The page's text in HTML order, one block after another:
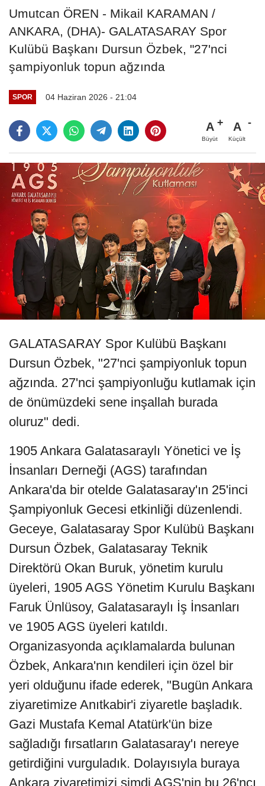
Umutcan ÖREN - Mikail KARAMAN /
ANKARA, (DHA)- GALATASARAY Spor
Kulübü Başkanı Dursun Özbek, "27'nci
şampiyonluk topun ağzında
SPOR 04 Haziran 2026 - 21:04
A
Büyüt
A
Küçült
GALATASARAY Spor Kulübü Başkanı
Dursun Özbek, "27'nci şampiyonluk topun
ağzında. 27'nci şampiyonluğu kutlamak için
de önümüzdeki sene inşallah burada
oluruz" dedi.
1905 Ankara Galatasaraylı Yönetici ve İş
İnsanları Derneği (AGS) tarafından
Ankara'da bir otelde Galatasaray'ın 25'inci
Şampiyonluk Gecesi etkinliği düzenlendi.
Geceye, Galatasaray Spor Kulübü Başkanı
Dursun Özbek, Galatasaray Teknik
Direktörü Okan Buruk, yönetim kurulu
üyeleri, 1905 AGS Yönetim Kurulu Başkanı
Faruk Ünlüsoy, Galatasaraylı İş İnsanları
ve 1905 AGS üyeleri katıldı.
Organizasyonda açıklamalarda bulunan
Özbek, Ankara'nın kendileri için özel bir
yeri olduğunu ifade ederek, "Bugün Ankara
ziyaretimize Anıtkabir'i ziyaretle başladık.
Gazi Mustafa Kemal Atatürk'ün bize
sağladığı fırsatların Galatasaray'ı nereye
getirdiğini vurguladık. Dolayısıyla buraya
Ankara ziyaretimizi şimdi AGS'nin bu 26'ncı